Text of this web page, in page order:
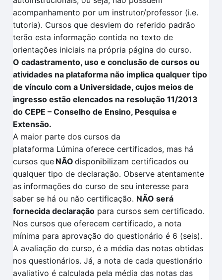
acompanhamento por um instrutor/professor (i.e.
tutoria). Cursos que desviem do referido padrão
terão esta informação contida no texto de
orientações iniciais na própria página do curso.
O cadastramento, uso e conclusão de cursos ou
atividades na plataforma não implica qualquer tipo
de vínculo com a Universidade, cujos meios de
ingresso estão elencados na resolução 11/2013
do CEPE – Conselho de Ensino, Pesquisa e
Extensão.
A maior parte dos cursos da
plataforma Lúmina oferece certificados, mas há
cursos que NÃO disponibilizam certificados ou
qualquer tipo de declaração. Observe atentamente
as informações do curso de seu interesse para
saber se há ou não certificação. NÃO será
fornecida declaração para cursos sem certificado.
Nos cursos que oferecem certificado, a nota
mínima para aprovação do questionário é 6 (seis).
A avaliação do curso, é a média das notas obtidas
nos questionários. Já, a nota de cada questionário
avaliativo é calculada pela média das notas das